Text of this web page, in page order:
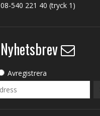
08-540 221 40 (tryck 1)
Nyhetsbrev
Avregistrera